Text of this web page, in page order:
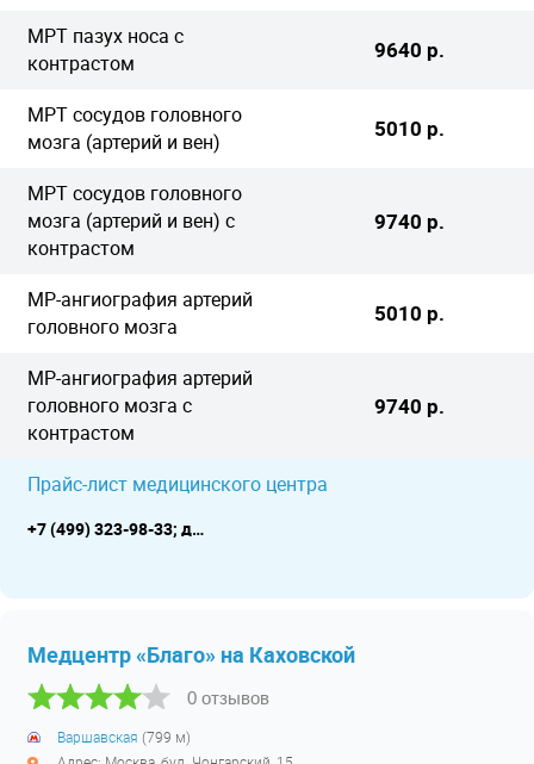
МРТ пазух носа с
контрастом
9640 р.
МРТ сосудов головного
мозга (артерий и вен)
5010 р.
МРТ сосудов головного
мозга (артерий и вен) с
контрастом
9740 р.
МР-ангиография артерий
головного мозга
5010 р.
МР-ангиография артерий
головного мозга с
контрастом
9740 р.
Прайс-лист медицинского центра
+7 (499) 323-98-33; детское отделение +7 (499) 323-98-00
Медцентр «Благо» на Каховской
0 отзывов
Варшавская (799 м)